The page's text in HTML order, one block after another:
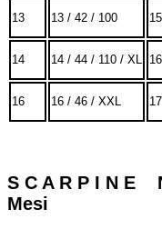
13 13 / 42 / 100
14 14 / 44 / 110 / XL
16 16 / 46 / XXL
S C A R P I N E
Mesi